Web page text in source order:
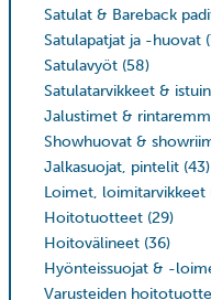
Satulat & Bareback
Satulapatjat ja -huovat
Satulavyöt (58)
Satulatarvikkeet &
Jalustimet &
Showhuovat &
Jalkasuojat, pintelit (43)
Loimet, loimitarvikkeet
Hoitotuotteet (29)
Hoitovälineet (36)
Hyönteissuojat & -
Varusteiden